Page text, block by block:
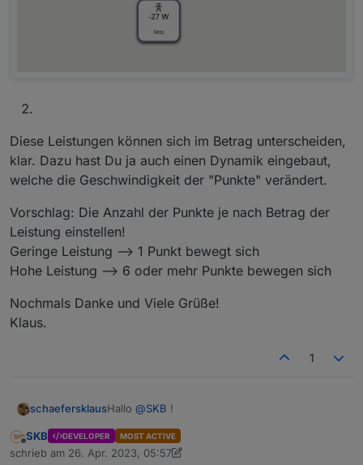
Diese Leistungen können sich im Betrag unterscheiden,
klar. Dazu hast Du ja auch einen Dynamik eingebaut,
welche die Geschwindigkeit der "Punkte" verändert.
Vorschlag: Die Anzahl der Punkte je nach Betrag der
Leistung einstellen!
Geringe Leistung --> 1 Punkt bewegt sich
Hohe Leistung --> 6 oder mehr Punkte bewegen sich
Nochmals Danke und Viele Grüße!
Klaus.
1
schaefersklausHallo @SKB !
Vielen Dank für den klasse Adapter und Deine
Mühen!
Offline
SKB DEVELOPER MOST ACTIVE
schrieb am 26. Apr. 2023, 05:57
zuletzt editiert von SKB